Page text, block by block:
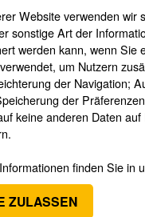
Bestell-Nr.21039
Bestell-Nr.
Website verwenden wir
sonstige Art der
werden kann, wenn Sie
um Nutzern
der Navigation;
der
keine anderen Daten
finden Sie in
ZULASSEN